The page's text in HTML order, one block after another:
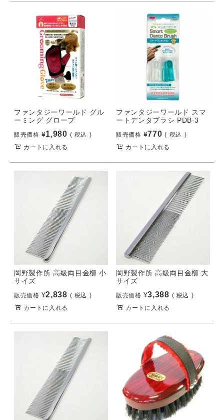
ファンタジーワールド グル
ーミング グローブ
販売価格 ¥1,980
税込
カートに入れる
ファンタジーワールド スマ
ートデンタブラシ PDB-3
販売価格 ¥770
税込
カートに入れる
岡野製作所 高級両目金櫛 小
サイズ
販売価格 ¥2,838
税込
カートに入れる
岡野製作所 高級両目金櫛 大
サイズ
販売価格 ¥3,388
税込
カートに入れる